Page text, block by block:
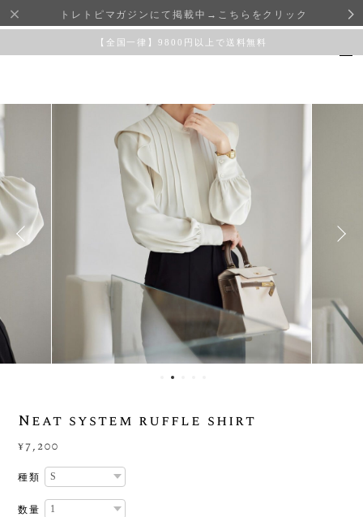
トレトピマガジンにて掲載中→こちらをクリック
【全国一律】9800円以上で送料無料
Neat system ruffle shirt
¥7,200
種類
数量